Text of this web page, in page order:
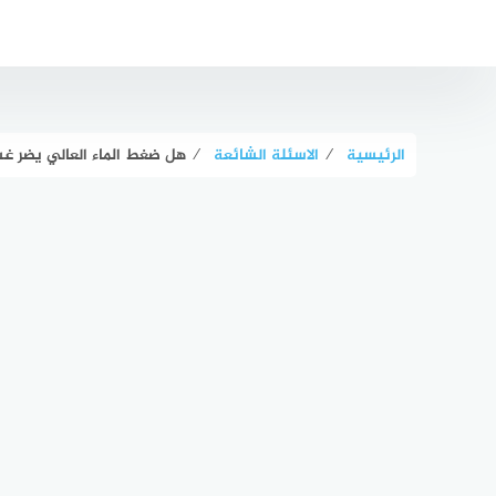
الرئيسية ⁄ الاسئلة الشائعة ⁄ هل ضغط الماء العالي يضر